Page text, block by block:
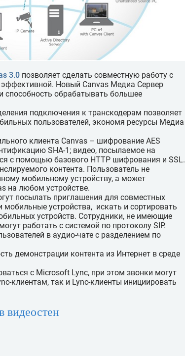
3.0 позволяет сделать совместную работу с
Новый Canvas Медиа Сервер
обрабатывать большее
подключения к транскодерам позволяет
пользователей, экономя ресурсы Медиа
клиента Canvas – шифрование AES
SHA-1; видео, посылаемое на
с помощью базового HTTP шифрования и SSL.
контента. Пользователь не
мобильному устройству, а может
на любом устройстве.
посылать приглашения для совместных
устройства, искать и сортировать
устройств. Сотрудники, не имеющие
работать с системой по протоколу SIP.
в аудио-чате с разделением по
демонстрации контента из Интернет в среде
с Microsoft Lync, при этом звонки могут
клиентам, так и Lync-клиенты инициировать
видеостен